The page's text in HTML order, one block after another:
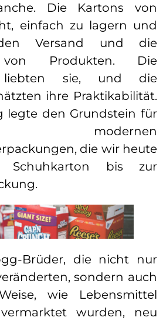
Die Kartons von
einfach zu lagern und
Versand und die
von Produkten. Die
liebten sie, und die
ihre Praktikabilität.
legte den Grundstein für
die wir heute
Schuhkarton bis zur
Brüder, die nicht nur
sondern auch
wie Lebensmittel
wurden, neu